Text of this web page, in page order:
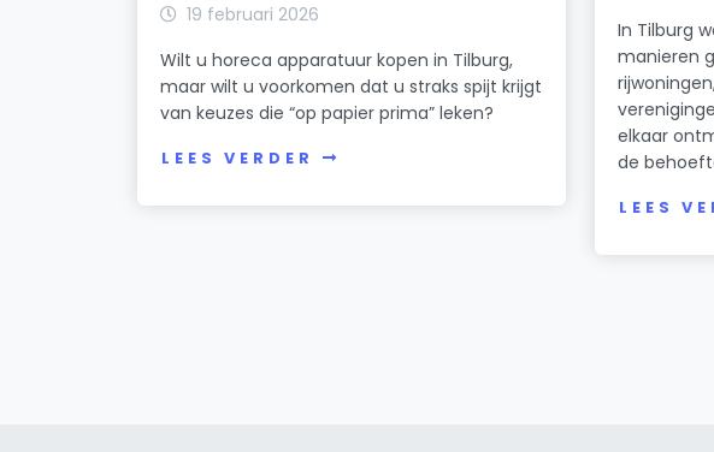
19 februari 2026
Wilt u horeca apparatuur kopen in Tilburg,
maar wilt u voorkomen dat u straks spijt krijgt
van keuzes die “op papier prima” leken?
LEES VERDER
In Tilburg
manieren
elkaar
de
LEES